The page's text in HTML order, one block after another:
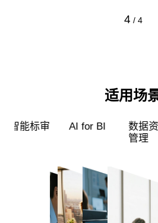
4 / 4
适用场
超级员工 智能标审 AI